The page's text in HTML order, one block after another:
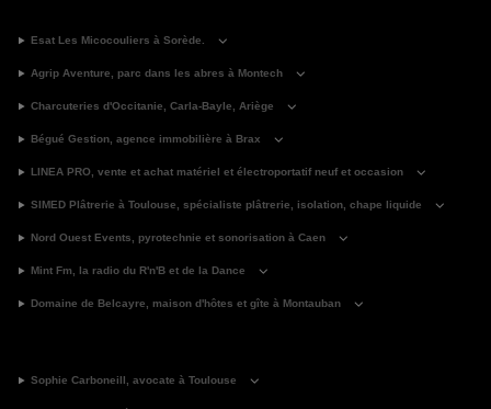
Esat Les Micocouliers à Sorède.
Agrip Aventure, parc dans les abres à Montech
Charcuteries d'Occitanie, Carla-Bayle, Ariège
Bégué Gestion, agence immobilière à Brax
LINEA PRO, vente et achat matériel et électroportatif neuf et occasion
SIMED Plâtrerie à Toulouse, spécialiste plâtrerie, isolation, chape liquide
Nord Ouest Events, pyrotechnie et sonorisation à Caen
Mint Fm, la radio du R'n'B et de la Dance
Domaine de Belcayre, maison d'hôtes et gîte à Montauban
Sophie Carboneill, avocate à Toulouse